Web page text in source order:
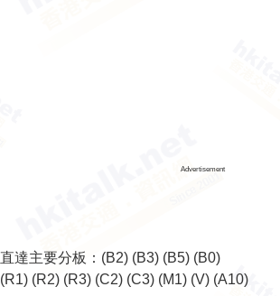
Advertisement
直達主要分板： (B2) (B3) (B5) (B0)
(R1) (R2) (R3) (C2) (C3) (M1) (V) (A10)